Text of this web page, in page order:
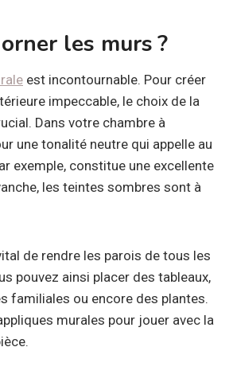
les murs ?
est incontournable. Pour créer
impeccable, le choix de la
Dans votre chambre à
une tonalité neutre qui appelle au
exemple, constitue une excellente
les teintes sombres sont à
de rendre les parois de tous les
pouvez ainsi placer des tableaux,
familiales ou encore des plantes.
murales pour jouer avec la